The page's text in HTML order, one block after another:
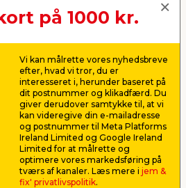
på 1000 kr.
Vi kan målrette vores nyhedsbreve
efter, hvad vi tror, du er
interesseret i, herunder baseret på
dit postnummer og klikadfærd. Du
giver derudover samtykke til, at vi
kan videregive din e-mailadresse
og postnummer til Meta Platforms
Ireland Limited og Google Ireland
Limited for at målrette og
optimere vores markedsføring på
tværs af kanaler. Læs mere i jem &
fix' privatlivspolitik.